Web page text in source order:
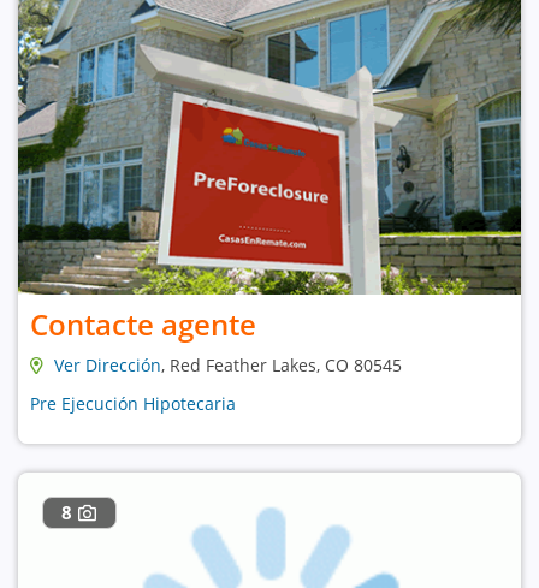
Contacte agente
Ver Dirección, Red Feather Lakes, CO 80545
Pre Ejecución Hipotecaria
8